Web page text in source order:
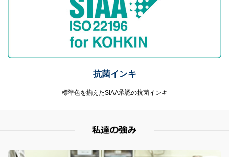
抗菌インキ
標準色を揃えたSIAA承認の抗菌インキ